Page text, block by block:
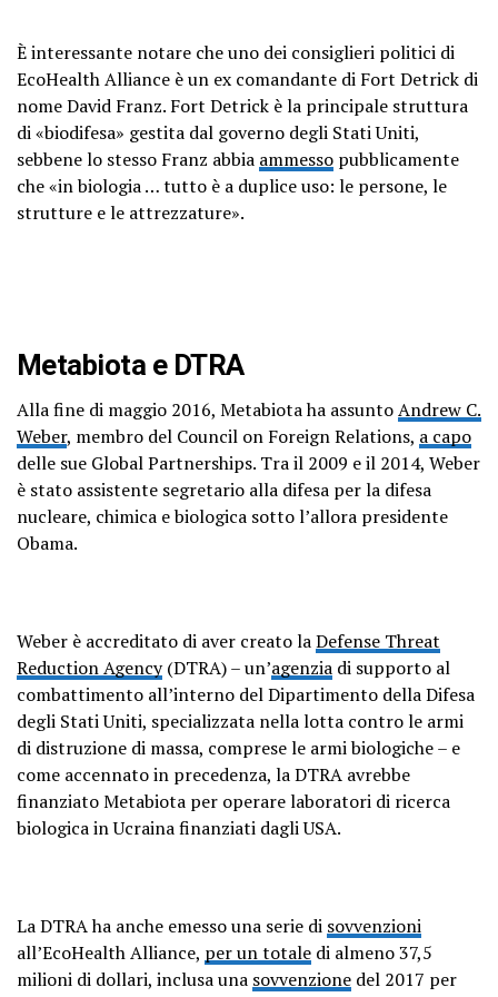
È interessante notare che uno dei consiglieri politici di
EcoHealth Alliance è un ex comandante di Fort Detrick di
nome David Franz. Fort Detrick è la principale struttura
di «biodifesa» gestita dal governo degli Stati Uniti,
sebbene lo stesso Franz abbia ammesso pubblicamente
che «in biologia … tutto è a duplice uso: le persone, le
strutture e le attrezzature».
Metabiota e DTRA
Alla fine di maggio 2016, Metabiota ha assuntoAndrew C.
Weber, membro del Council on Foreign Relations, a capo
delle sue Global Partnerships. Tra il 2009 e il 2014, Weber
è stato assistente segretario alla difesa per la difesa
nucleare, chimica e biologica sotto l’allora presidente
Obama.
Weber è accreditato di aver creato laDefense Threat
Reduction Agency(DTRA) – un’agenzia di supporto al
combattimento all’interno del Dipartimento della Difesa
degli Stati Uniti, specializzata nella lotta contro le armi
di distruzione di massa, comprese le armi biologiche – e
come accennato in precedenza, la DTRA avrebbe
finanziato Metabiota per operare laboratori di ricerca
biologica in Ucraina finanziati dagli USA.
La DTRA ha anche emesso una serie di sovvenzioni
all’EcoHealth Alliance, per un totale di almeno 37,5
milioni di dollari, inclusa una sovvenzione del 2017 per